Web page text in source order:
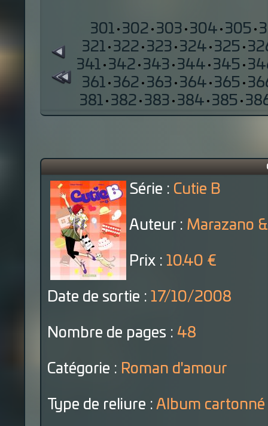
301 · 302 · 303 · 304 · 305 ·
321 · 322 · 323 · 324 · 325 ·
341 · 342 · 343 · 344 · 345 ·
361 · 362 · 363 · 364 · 365 ·
381 · 382 · 383 · 384 · 385 ·
Série : Cutie B
Auteur : Marazano
Prix : 10.40 €
Date de sortie : 17/10/2008
Nombre de pages : 48
Catégorie : Roman d'amour
Type de reliure : Album cartonné